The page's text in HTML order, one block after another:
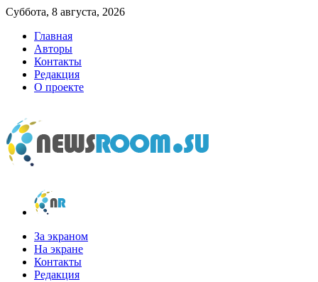
Суббота, 8 августа, 2026
Главная
Авторы
Контакты
Редакция
О проекте
newsroom.su
Новости о новостях
За экраном
На экране
Контакты
Редакция